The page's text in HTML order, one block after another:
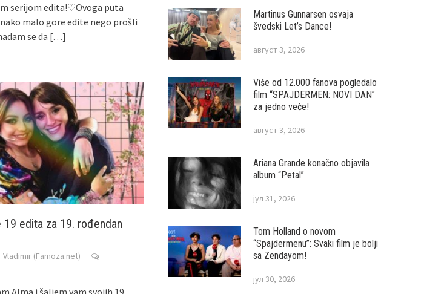
serijom edita!♡Ovoga puta
malo gore edite nego prošli
se da […]
19 edita za 19. rođendan
Vladimir (Famoza.net)
Alma i šaljem vam svojih 19
Martinus Gunnarsen osvaja
švedski Let’s Dance!
август 3, 2026
Više od 12.000 fanova pogledalo
film “SPAJDERMEN: NOVI DAN”
za jedno veče!
август 3, 2026
Ariana Grande konačno objavila
album “Petal”
јул 31, 2026
Tom Holland o novom
“Spajdermenu”: Svaki film je bolji
sa Zendayom!
јул 30, 2026